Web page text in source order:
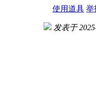
使用道具 举
发表于